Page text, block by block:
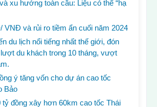
xu hướng toàn cầu: Liệu có thể “hạ
VNĐ và rủi ro tiềm ẩn cuối năm 2024
du lịch nổi tiếng nhất thế giới, đón
du khách trong 10 tháng, vượt
ý tăng vốn cho dự án cao tốc
Bảo
tỷ đồng xây hơn 60km cao tốc Thái